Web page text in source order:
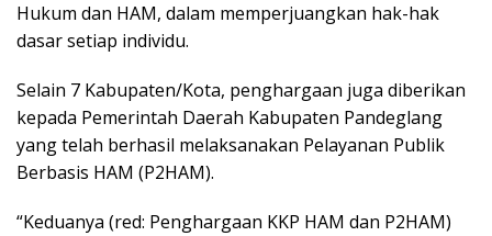
Hukum dan HAM, dalam memperjuangkan hak-hak
dasar setiap individu.
Selain 7 Kabupaten/Kota, penghargaan juga diberikan
kepada Pemerintah Daerah Kabupaten Pandeglang
yang telah berhasil melaksanakan Pelayanan Publik
Berbasis HAM (P2HAM).
“Keduanya (red: Penghargaan KKP HAM dan P2HAM)